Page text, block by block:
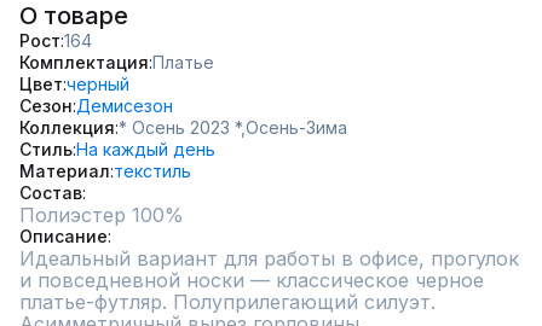
О товаре
Рост 164
Комплектация Платье
Цвет черный
Сезон Демисезон
Коллекция * Осень 2023 *,Осень-Зима
СтильНа каждый день
Материал текстиль
Состав
Полиэстер 100%
Описание
Идеальный вариант для работы в офисе, прогулок
и повседневной носки — классическое черное
платье-футляр. Полуприлегающий силуэт.